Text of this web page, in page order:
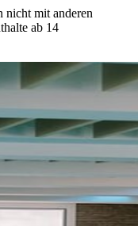
nicht mit anderen
ab 14